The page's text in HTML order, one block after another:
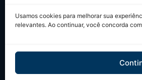
Usamos cookies para melhorar sua
relevantes. Ao continuar, você concorda